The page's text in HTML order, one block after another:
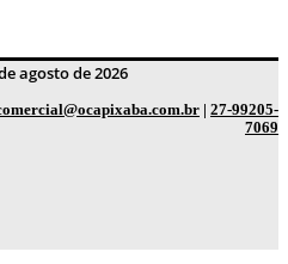
agosto de 2026
| 27-99205-
7069